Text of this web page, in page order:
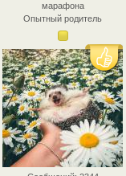
марафона
Опытный родитель